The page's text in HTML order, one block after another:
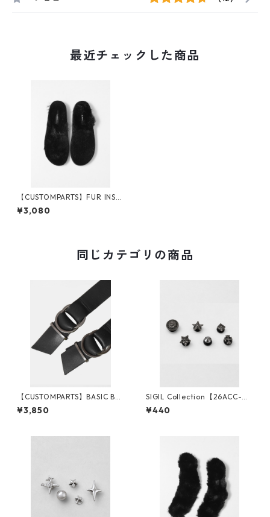
最近チェックした商品
【CUSTOMPARTS】FUR INSO
LE
¥3,080
同じカテゴリの商品
【CUSTOMPARTS】BASIC BEL
T
¥3,850
SIGIL Collection【26ACC-0
5】
¥440